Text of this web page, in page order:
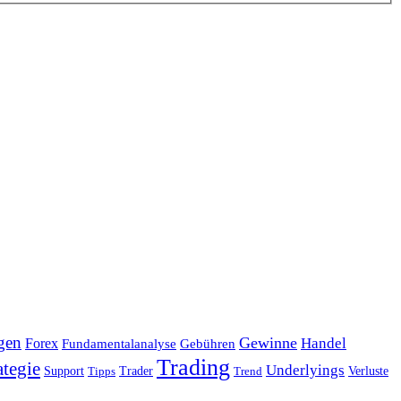
Forex Fundamentalanalyse Gebühren Gewinne Handel
Support Tipps Trader Trading Trend Underlyings Verluste